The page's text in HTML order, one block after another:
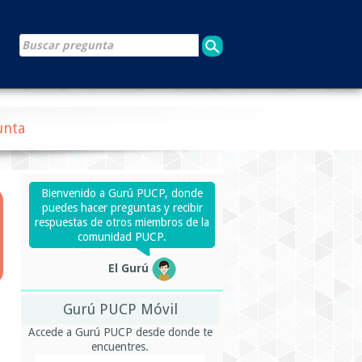
Bienvenido a Gurú PUCP, donde
puedes hacer preguntas y recibir
respuestas de otros miembros de la
comunidad PUCP.
El Gurú
Gurú PUCP Móvil
Accede a Gurú PUCP desde donde te
encuentres.